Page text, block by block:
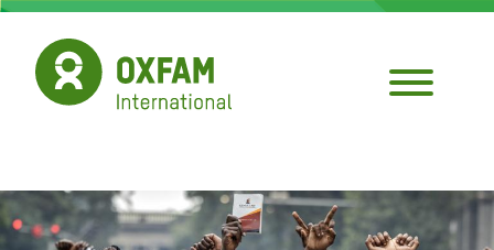
Pasar
contenido
principal